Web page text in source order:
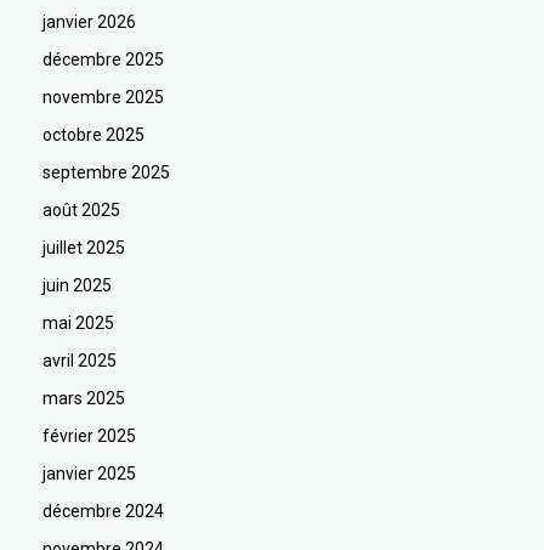
janvier 2026
décembre 2025
novembre 2025
octobre 2025
septembre 2025
août 2025
juillet 2025
juin 2025
mai 2025
avril 2025
mars 2025
février 2025
janvier 2025
décembre 2024